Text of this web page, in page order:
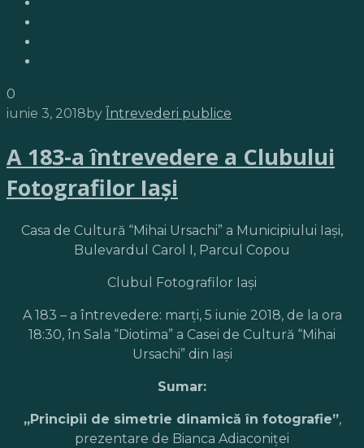
0
iunie 3, 2018 by Întrevederi publice
A 183-a întrevedere a Clubului
Fotografilor Iaşi
Casa de Cultură “Mihai Ursachi” a Municipiului Iaşi,
Bulevardul Carol I, Parcul Copou
Clubul Fotografilor Iaşi
A 183 – a întrevedere: marţi, 5 iunie 2018, de la ora
18:30, în Sala “Diotima” a Casei de Cultură “Mihai
Ursachi” din Iaşi
Sumar:
„Principii de simetrie dinamică în fotografie”,
prezentare de Bianca Adiaconiţei